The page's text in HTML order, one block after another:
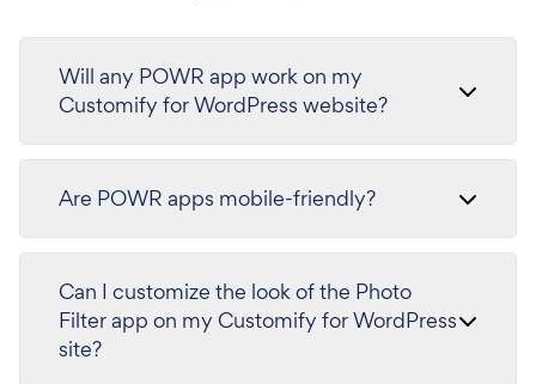
Will any POWR app work on my
Customify for WordPress website?
Are POWR apps mobile-friendly?
Can I customize the look of the Photo
Filter app on my Customify for WordPress
site?